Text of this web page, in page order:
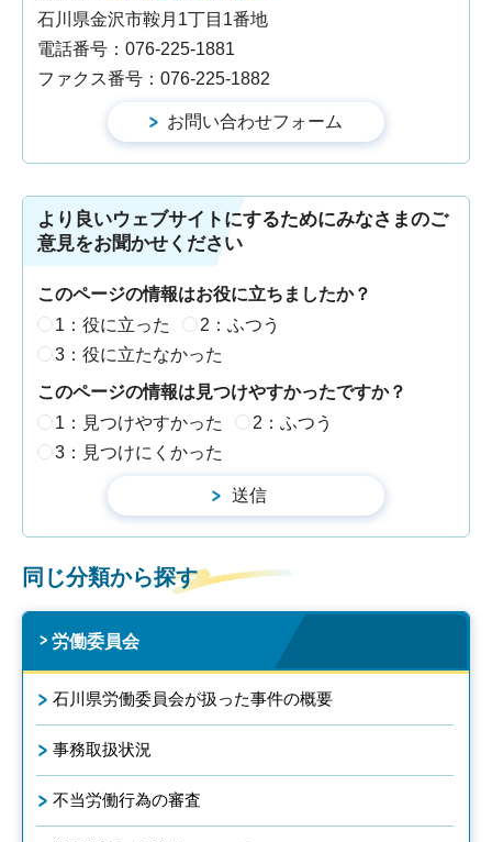
石川県金沢市鞍月1丁目1番地
電話番号：076-225-1881
ファクス番号：076-225-1882
より良いウェブサイトにするためにみなさまのご
意見をお聞かせください
このページの情報はお役に立ちましたか？
1：役に立った
2：ふつう
3：役に立たなかった
このページの情報は見つけやすかったですか？
1：見つけやすかった
2：ふつう
3：見つけにくかった
同じ分類から探す
労働委員会
石川県労働委員会が扱った事件の概要
事務取扱状況
不当労働行為の審査